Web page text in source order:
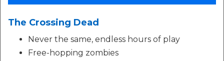
The Crossing Dead
Never the same, endless hours of play
Free-hopping zombies